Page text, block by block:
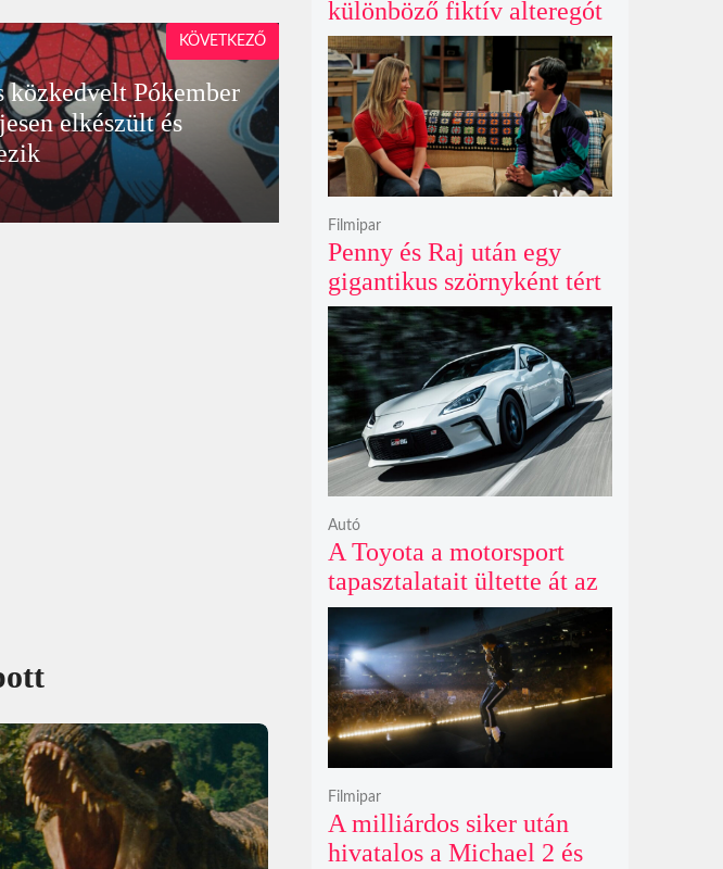
közkedvelt Pókember
elkészült és
KÖVETKEZŐ
különböző fiktív alteregót
gyúr egyetlen őrült
dizájnba
Penny és Raj után egy
gigantikus szörnyként tért
vissza valaki az
Agymenők legújabb spin-
offjában
Filmipar
A Toyota a motorsport
tapasztalatait ültette át az
új GR86 vezethetőségébe
és biztonságába
Autó
A milliárdos siker után
hivatalos a Michael 2 és
Filmipar